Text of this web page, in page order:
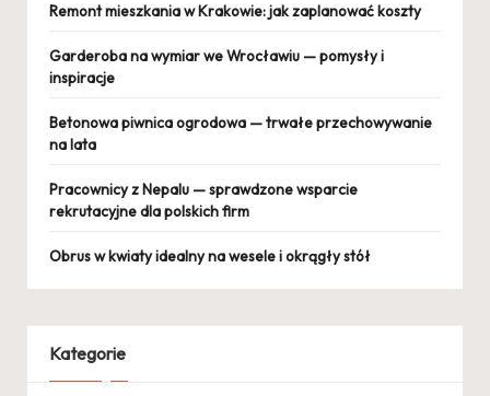
Remont mieszkania w Krakowie: jak zaplanować koszty
Garderoba na wymiar we Wrocławiu — pomysły i
inspiracje
Betonowa piwnica ogrodowa — trwałe przechowywanie
na lata
Pracownicy z Nepalu — sprawdzone wsparcie
rekrutacyjne dla polskich firm
Obrus w kwiaty idealny na wesele i okrągły stół
Kategorie